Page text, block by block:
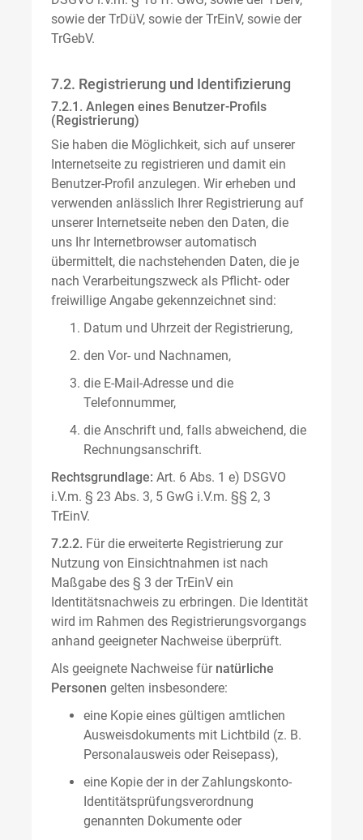
sowie der TrDüV, sowie der TrEinV, sowie der
TrGebV.
7.2. Registrierung und Identifizierung
7.2.1. Anlegen eines Benutzer-Profils
(Registrierung)
Sie haben die Möglichkeit, sich auf unserer
Internetseite zu registrieren und damit ein
Benutzer-Profil anzulegen. Wir erheben und
verwenden anlässlich Ihrer Registrierung auf
unserer Internetseite neben den Daten, die
uns Ihr Internetbrowser automatisch
übermittelt, die nachstehenden Daten, die je
nach Verarbeitungszweck als Pflicht- oder
freiwillige Angabe gekennzeichnet sind:
Datum und Uhrzeit der Registrierung,
den Vor- und Nachnamen,
die E-Mail-Adresse und die
Telefonnummer,
die Anschrift und, falls abweichend, die
Rechnungsanschrift.
Rechtsgrundlage: Art. 6 Abs. 1 e) DSGVO
i.V.m. § 23 Abs. 3, 5 GwG i.V.m. §§ 2, 3
TrEinV.
7.2.2. Für die erweiterte Registrierung zur
Nutzung von Einsichtnahmen ist nach
Maßgabe des § 3 der TrEinV ein
Identitätsnachweis zu erbringen. Die Identität
wird im Rahmen des Registrierungsvorgangs
anhand geeigneter Nachweise überprüft.
Als geeignete Nachweise für natürliche
Personen gelten insbesondere:
eine Kopie eines gültigen amtlichen
Ausweisdokuments mit Lichtbild (z. B.
Personalausweis oder Reisepass),
eine Kopie der in der Zahlungskonto-
Identitätsprüfungsverordnung
genannten Dokumente oder